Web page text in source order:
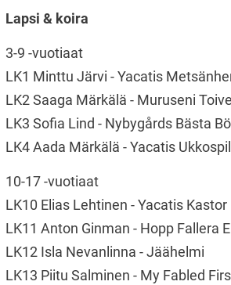
Lapsi & koira
3-9 -vuotiaat
LK1 Minttu Järvi - Yacatis
LK2 Saaga Märkälä - Muruseni
LK3 Sofia Lind - Nybygårds Bästa
LK4 Aada Märkälä - Yacatis
10-17 -vuotiaat
LK10 Elias Lehtinen - Yacatis
LK11 Anton Ginman - Hopp Fallera
LK12 Isla Nevanlinna - Jäähelmi
LK13 Piitu Salminen - My Fabled